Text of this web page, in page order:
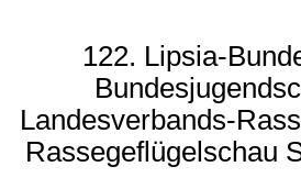
122. Lipsia-
Landesverbands-
Rassegeflügelschau